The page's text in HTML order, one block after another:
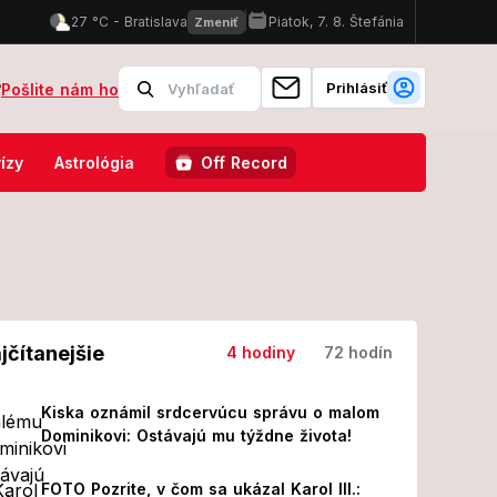
na rok 2026 ocenené travelblogermi Mrazivý koniec
Pošlite nám ho Prihlásiť
Astrológia Off Record
4 hodiny 72 hodín
Kiska oznámil srdcervúcu správu o malom
Dominikovi: Ostávajú mu týždne života!
FOTO Pozrite, v čom sa ukázal Karol III.: